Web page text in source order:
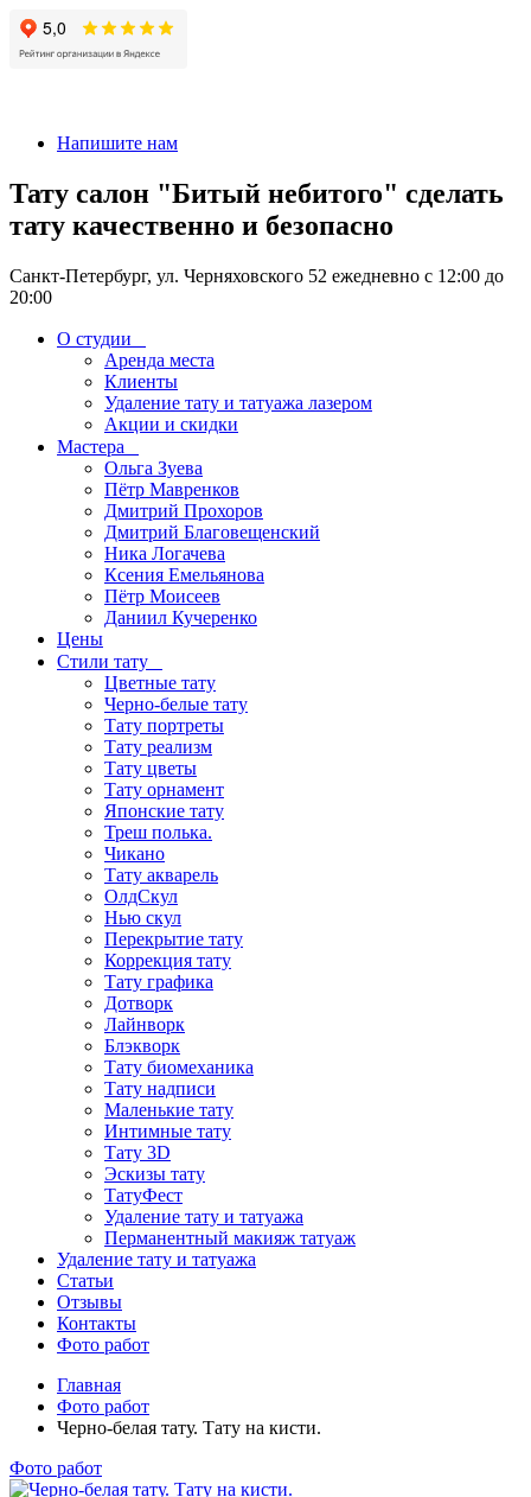
Напишите нам
Тату салон "Битый небитого" сделать
тату качественно и безопасно
Санкт-Петербург, ул. Черняховского 52 ежедневно с 12:00 до
20:00
О студии
Аренда места
Клиенты
Удаление тату и татуажа лазером
Акции и скидки
Мастера
Ольга Зуева
Пётр Мавренков
Дмитрий Прохоров
Дмитрий Благовещенский
Ника Логачева
Ксения Емельянова
Пётр Моисеев
Даниил Кучеренко
Цены
Стили тату
Цветные тату
Черно-белые тату
Тату портреты
Тату реализм
Тату цветы
Тату орнамент
Японские тату
Треш полька.
Чикано
Тату акварель
ОлдСкул
Нью скул
Перекрытие тату
Коррекция тату
Тату графика
Дотворк
Лайнворк
Блэкворк
Тату биомеханика
Тату надписи
Маленькие тату
Интимные тату
Тату 3D
Эскизы тату
ТатуФест
Удаление тату и татуажа
Перманентный макияж татуаж
Удаление тату и татуажа
Статьи
Отзывы
Контакты
Фото работ
Главная
Фото работ
Черно-белая тату. Тату на кисти.
Фото работ